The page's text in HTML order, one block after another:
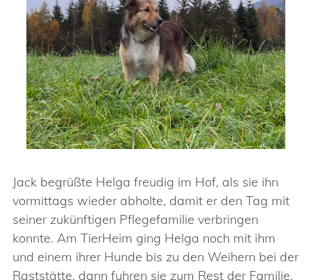
Jack begrüßte Helga freudig im Hof, als sie ihn
vormittags wieder abholte, damit er den Tag mit
seiner zukünftigen Pflegefamilie verbringen
konnte. Am TierHeim ging Helga noch mit ihm
und einem ihrer Hunde bis zu den Weihern bei der
Raststätte, dann fuhren sie zum Rest der Familie.